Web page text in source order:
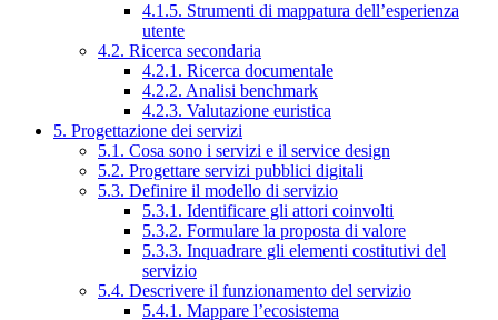
4.1.5. Strumenti di mappatura dell’esperienza
utente
4.2. Ricerca secondaria
4.2.1. Ricerca documentale
4.2.2. Analisi benchmark
4.2.3. Valutazione euristica
5. Progettazione dei servizi
5.1. Cosa sono i servizi e il service design
5.2. Progettare servizi pubblici digitali
5.3. Definire il modello di servizio
5.3.1. Identificare gli attori coinvolti
5.3.2. Formulare la proposta di valore
5.3.3. Inquadrare gli elementi costitutivi del
servizio
5.4. Descrivere il funzionamento del servizio
5.4.1. Mappare l’ecosistema